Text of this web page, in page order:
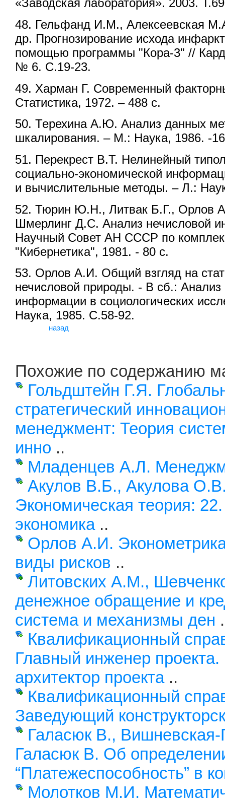
«Заводская лаборатория». 2003.
48. Гельфанд И.М., Алексеевская
др. Прогнозирование исхода
помощью программы "Кора-3" //
№ 6. С.19-23.
49. Харман Г. Современный
Статистика, 1972. – 488 с.
50. Терехина А.Ю. Анализ данных
шкалирования. – М.: Наука, 1986. -
51. Перекрест В.Т. Нелинейный
социально-экономической
и вычислительные методы. – Л.:
52. Тюрин Ю.Н., Литвак Б.Г., Орлов
Шмерлинг Д.С. Анализ нечисловой
Научный Совет АН СССР по
"Кибернетика", 1981. - 80 с.
53. Орлов А.И. Общий взгляд на
нечисловой природы. - В сб.: Анализ
информации в социологических
Наука, 1985. С.58-92.
назад
Похожие по содержанию
Гольдштейн Г.Я.
стратегический
менеджмент: Теория
инно ..
Младенцев А.Л.
Акулов В.Б., Акулова
Экономическая теория:
экономика..
Орлов А.И.
виды рисков ..
Литовских А.М.,
денежное обращение и
система и механизмы ден
Квалификационный
Главный инженер
архитектор проекта..
Квалификационный
Заведующий
Галасюк В.,
Галасюк В. Об
“Платежеспособность” в
Молотков М.И.